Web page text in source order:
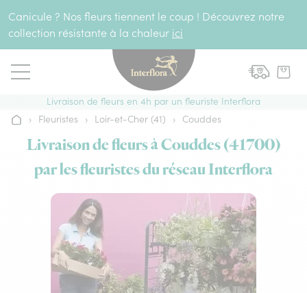
Canicule ? Nos fleurs tiennent le coup ! Découvrez notre
collection résistante à la chaleur ici
Livraison de fleurs en 4h par un fleuriste Interflora
Accueil
› Fleuristes › Loir-et-Cher (41) › Couddes
Livraison de fleurs à Couddes (41700)
par les fleuristes du réseau Interflora